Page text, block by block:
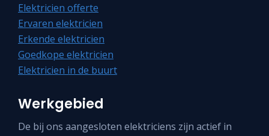
Elektricien offerte
Ervaren elektricien
Erkende elektricien
Goedkope elektricien
Elektricien in de buurt
Werkgebied
De bij ons aangesloten elektriciens zijn actief in